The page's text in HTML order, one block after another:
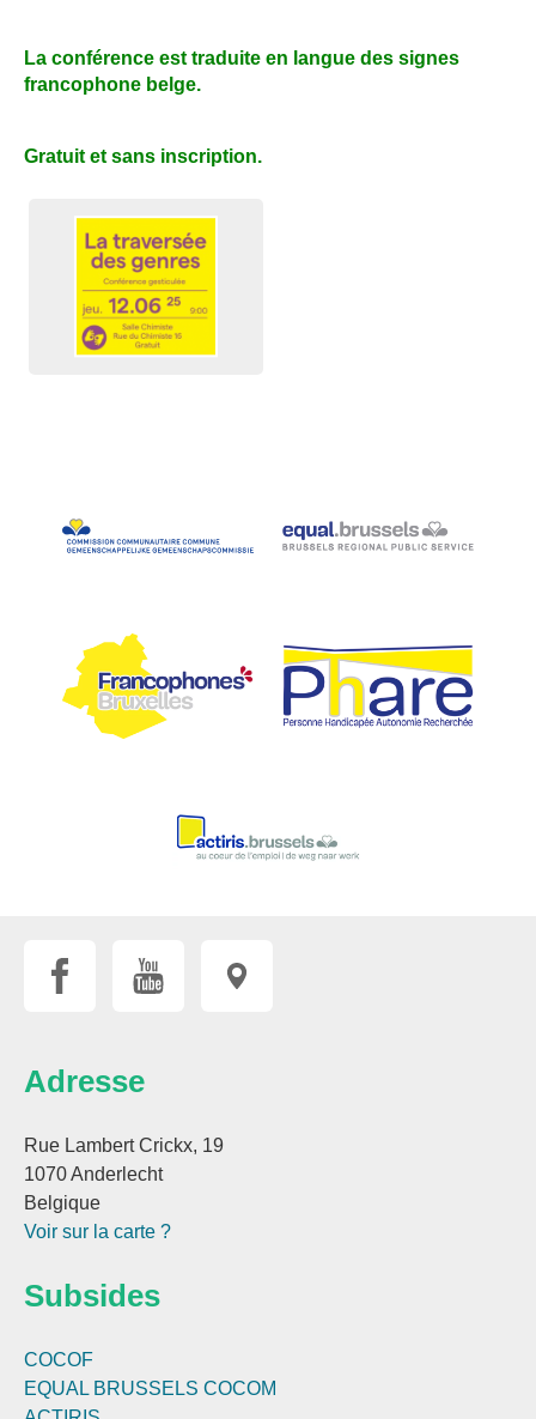
La conférence est traduite en langue des signes
francophone belge.
Gratuit et sans inscription.
Adresse
Rue Lambert Crickx, 19
1070 Anderlecht
Belgique
Voir sur la carte ?
Subsides
COCOF
EQUAL BRUSSELS COCOM